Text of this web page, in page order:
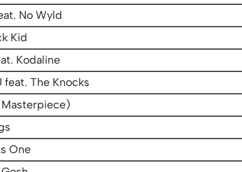
No Wyld
Kid
Kodaline
feat. The Knocks
One